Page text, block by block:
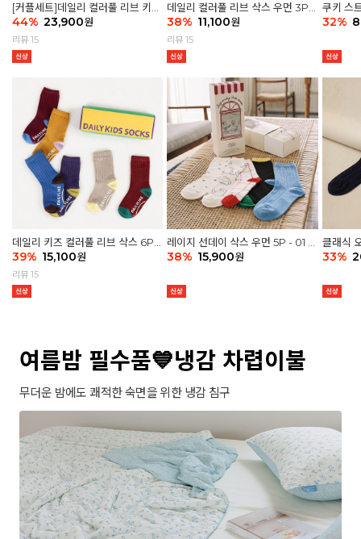
[커플세트]데일리 컬러풀 리브 키즈
6P & 우먼3P 삭스세트
44% 23,900원
리뷰 15
데일리 컬러풀 리브 삭스 우먼 3P
세트
38% 11,100원
리뷰 15
데일리 키즈 컬러풀 리브 삭스 6P -
03 세트
39% 15,100원
리뷰 15
레이지 선데이 삭스 우먼 5P - 01 G
athering
38% 15,900원
쿠키 스
32%
클래식
세트
33%
여름밤 필수품💙냉감 차렵이불
무더운 밤에도 쾌적한 숙면을 위한 냉감 침구